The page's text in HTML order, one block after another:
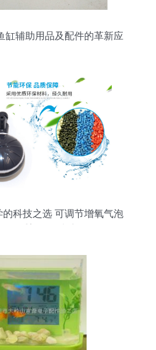
缸辅助用品及配件的革新应
的科技之选 可调节增氧气泡